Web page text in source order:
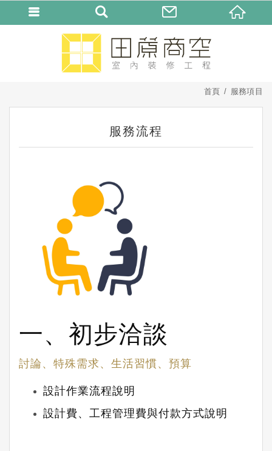
首頁 服務項目
服務流程
一、初步洽談
討論、特殊需求、生活習慣、預算
設計作業流程說明
設計費、工程管理費與付款方式說明